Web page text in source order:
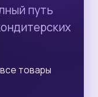
путь
товары